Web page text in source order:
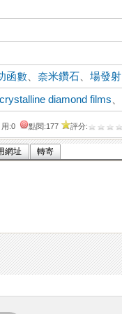
函數 奈米鑽石 、場發射
diamond films
用:0 點閱:177 評分:
網址 轉寄